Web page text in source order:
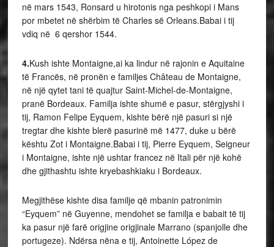
në mars 1543, Ronsard u hirotonis nga peshkopi i Mans
por mbetet në shërbim të Charles së Orleans.Babai i tij
vdiq në 6 qershor 1544.
4.Kush ishte Montaigne,ai ka lindur në rajonin e Aquitaine
të Francës, në pronën e familjes Château de Montaigne,
në një qytet tani të quajtur Saint-Michel-de-Montaigne,
pranë Bordeaux. Familja ishte shumë e pasur, stërgjyshi i
tij, Ramon Felipe Eyquem, kishte bërë një pasuri si një
tregtar dhe kishte blerë pasurinë më 1477, duke u bërë
kështu Zot i Montaigne.Babai i tij, Pierre Eyquem, Seigneur
i Montaigne, ishte një ushtar francez në Itali për një kohë
dhe gjithashtu ishte kryebashkiaku i Bordeaux.
Megjithëse kishte disa familje që mbanin patronimin
“Eyquem” në Guyenne, mendohet se familja e babait të tij
ka pasur një farë origjine origjinale Marrano (spanjolle dhe
portugeze). Ndërsa nëna e tij, Antoinette López de